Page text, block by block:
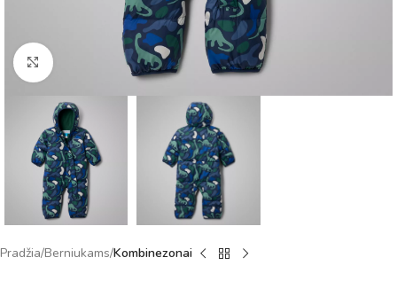
Spustelėkite norėdami padidinti
Pradžia Berniukams Kombinezonai